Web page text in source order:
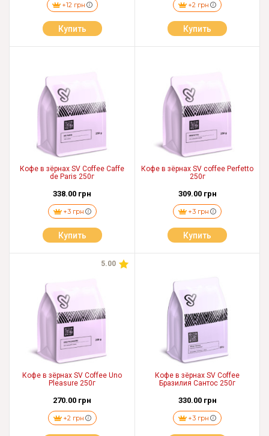
+12 грн
Купить
+2 грн
Купить
Кофе в зёрнах SV Coffee Caffe
de Paris 250г
338.00 грн
+3 грн
Купить
Кофе в зёрнах SV coffee Perfetto
250г
309.00 грн
+3 грн
Купить
5.00
Кофе в зёрнах SV Coffee Uno
Pleasure 250г
270.00 грн
+2 грн
Кофе в зёрнах SV Coffee
Бразилия Сантос 250г
330.00 грн
+3 грн